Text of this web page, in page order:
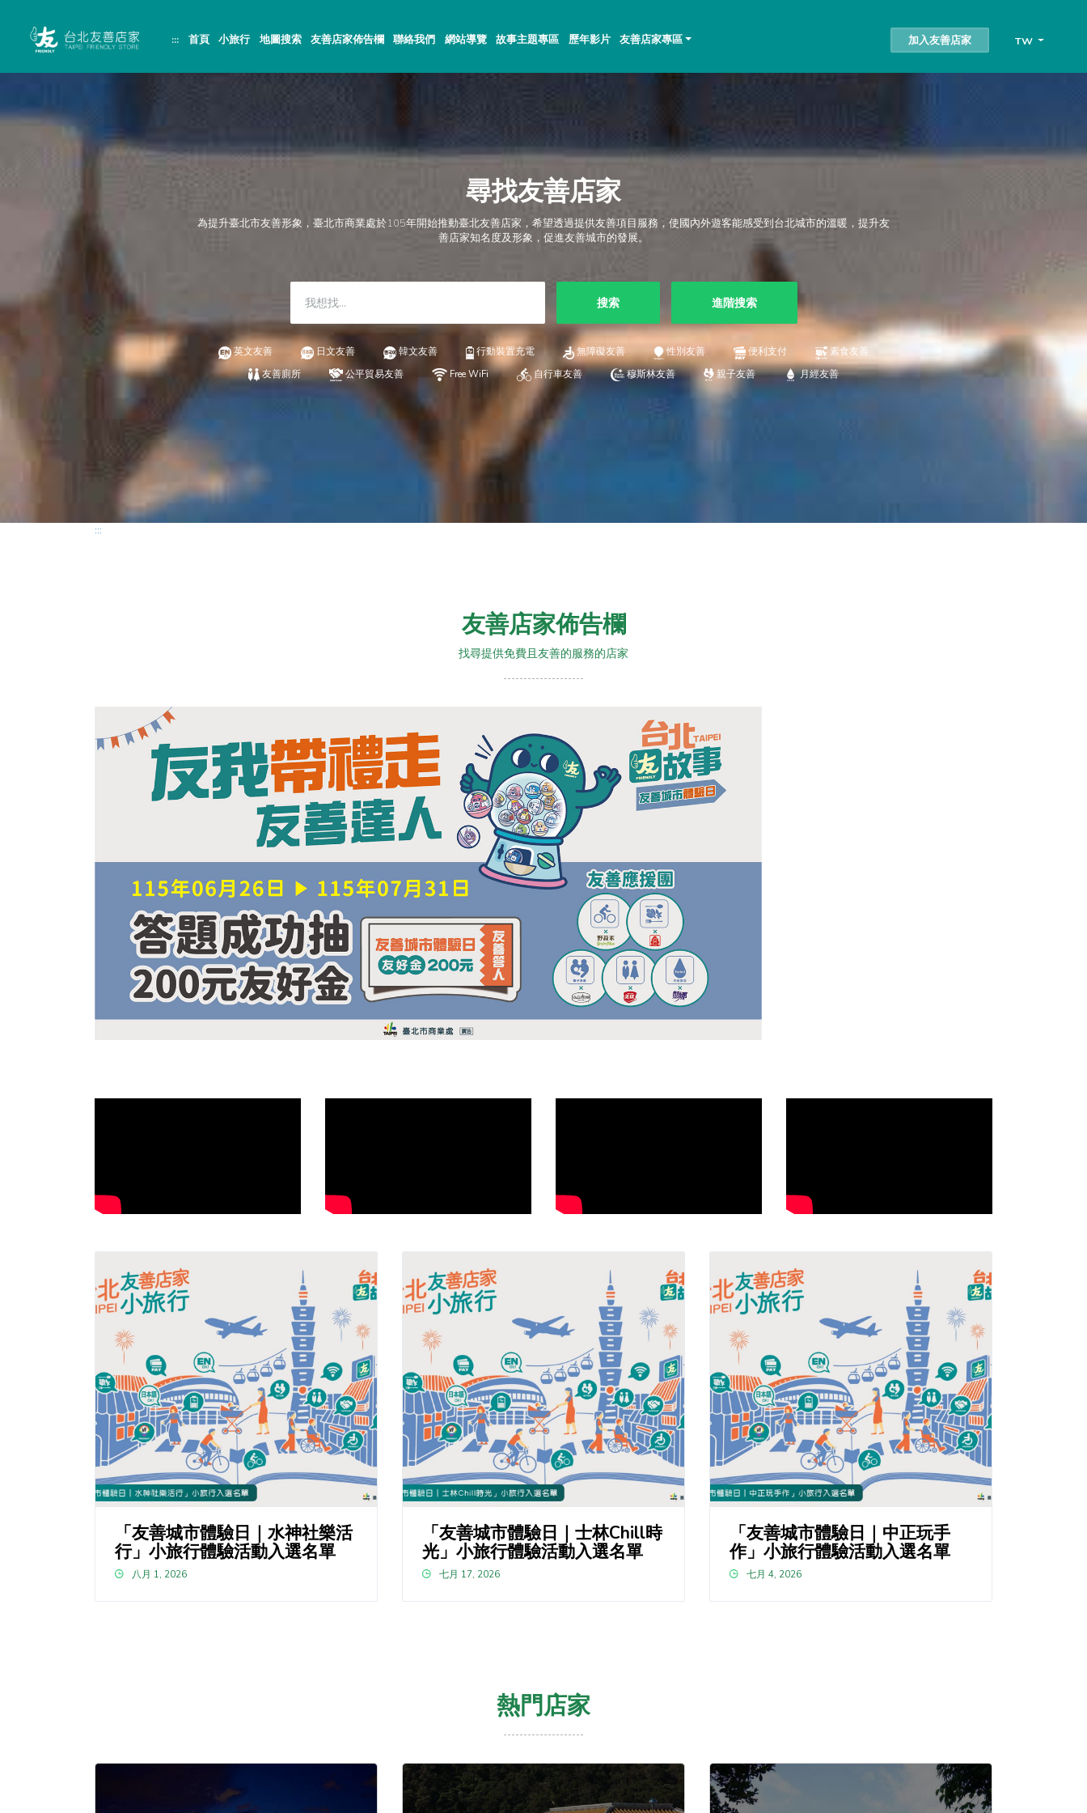
容
::: 首頁 小旅行 地圖搜索 友善店家佈告欄 聯絡我們 網站導覽 故事主題專區 歷年影片 友善店家專區 加入友善店家 TW
尋找友善店家
為提升臺北市友善形象，臺北市商業處於105年開始推動臺北友善店家，希望透過提供友善項目服務，使國內外遊客能感受到台北城市的溫暖，提升友
善店家知名度及形象，促進友善城市的發展。
搜索 進階搜索
英文友善 日文友善 韓文友善 行動裝置充電 無障礙友善 性別友善 便利支付
素食友善
友善廁所
公平貿易友善 Free WiFi 自行車友善 穆斯林友善 親子友善 月經友善
:::
友善店家佈告欄
找尋提供免費且友善的服務的店家
「友善城市體驗日｜水神社樂活
行」小旅行體驗活動入選名單
八月 1, 2026
「友善城市體驗日｜士林Chill時
光」小旅行體驗活動入選名單
七月 17, 2026
「友善城市體驗日｜中正玩手
作」小旅行體驗活動入選名單
七月 4, 2026
熱門店家